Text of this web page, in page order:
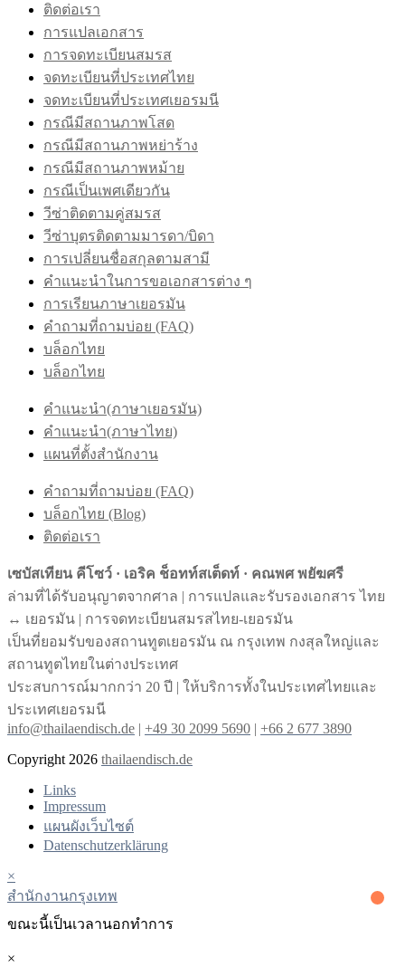
ติดต่อเรา
การแปลเอกสาร
การจดทะเบียนสมรส
จดทะเบียนที่ประเทศไทย
จดทะเบียนที่ประเทศเยอรมนี
กรณีมีสถานภาพโสด
กรณีมีสถานภาพหย่าร้าง
กรณีมีสถานภาพหม้าย
กรณีเป็นเพศเดียวกัน
วีซ่าติดตามคู่สมรส
วีซ่าบุตรติดตามมารดา/บิดา
การเปลี่ยนชื่อสกุลตามสามี
คำแนะนำในการขอเอกสารต่าง ๆ
การเรียนภาษาเยอรมัน
คำถามที่ถามบ่อย (FAQ)
บล็อกไทย
บล็อกไทย
คำแนะนำ(ภาษาเยอรมัน)
คำแนะนำ(ภาษาไทย)
แผนที่ตั้งสำนักงาน
คำถามที่ถามบ่อย (FAQ)
บล็อกไทย (Blog)
ติดต่อเรา
เซบัสเทียน คีโซว์ · เอริค ช็อทท์สเต็ดท์ · คณพศ พยัฆศรี
ล่ามที่ได้รับอนุญาตจากศาล | การแปลและรับรองเอกสาร ไทย
↔︎ เยอรมัน | การจดทะเบียนสมรสไทย-เยอรมัน
เป็นที่ยอมรับของสถานทูตเยอรมัน ณ กรุงเทพ กงสุลใหญ่และ
สถานทูตไทยในต่างประเทศ
ประสบการณ์มากกว่า 20 ปี | ให้บริการทั้งในประเทศไทยและ
ประเทศเยอรมนี
info@thailaendisch.de | +49 30 2099 5690 | +66 2 677 3890
Copyright 2026 thailaendisch.de
Links
Impressum
แผนผังเว็บไซต์
Datenschutzerklärung
×
สํานักงานกรุงเทพ
ขณะนี้เป็นเวลานอกทําการ
×